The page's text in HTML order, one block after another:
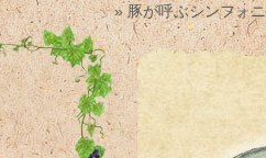
» 豚が呼ぶシンフォ